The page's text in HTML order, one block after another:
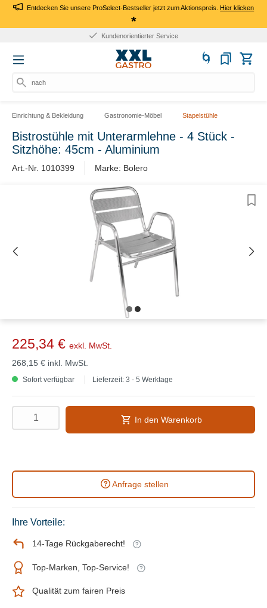
Entdecken Sie unsere ProSelect-Bestseller jetzt zum Aktionspreis.Hier klicken
*
Kundenorientierter Service
nach Pr
Einrichtung & Bekleidung Gastronomie-Möbel Stapelstühle
Bistrostühle mit Unterarmlehne - 4 Stück -
Sitzhöhe: 45cm - Aluminium
Art.-Nr. 1010399 Marke: Bolero
225,34 € exkl. MwSt.
268,15 € inkl. MwSt.
Sofort verfügbar Lieferzeit: 3 - 5 Werktage
In den Warenkorb
Anfrage stellen
Ihre Vorteile:
14-Tage Rückgaberecht!
Top-Marken, Top-Service!
Qualität zum fairen Preis